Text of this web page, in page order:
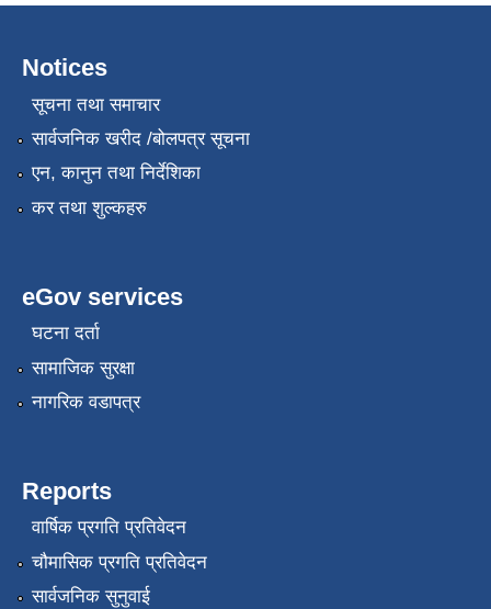
Notices
सूचना तथा समाचार
सार्वजनिक खरीद /बोलपत्र सूचना
एन, कानुन तथा निर्देशिका
कर तथा शुल्कहरु
eGov services
घटना दर्ता
सामाजिक सुरक्षा
नागरिक वडापत्र
Reports
वार्षिक प्रगति प्रतिवेदन
चौमासिक प्रगति प्रतिवेदन
सार्वजनिक सुनुवाई